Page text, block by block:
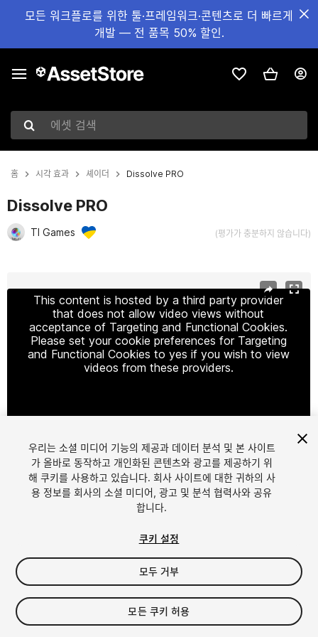
모든 워크플로를 위한 툴·프레임워크·콘텐츠로 더 빠르게
개발 — 전 품목 50% 할인.
에셋 검색
홈 시각 효과 셰이더 Dissolve PRO
Dissolve PRO
TI Games (평가가 충분하지 않습니다)
This content is hosted by a third party provider
that does not allow video views without
acceptance of Targeting and Functional Cookies.
Please set your cookie preferences for Targeting
and Functional Cookies to yes if you wish to view
videos from these providers.
1/7
$25
세금/부가세는 결제 시 반영됩니다.
우리는 소셜 미디어 기능의 제공과 데이터 분석 및 본 사이트
가 올바로 동작하고 개인화된 콘텐츠와 광고를 제공하기 위
해 쿠키를 사용하고 있습니다. 회사 사이트에 대한 귀하의 사
용 정보를 회사의 소셜 미디어, 광고 및 분석 협력사와 공유
합니다.
쿠키 설정
모두 거부
모든 쿠키 허용